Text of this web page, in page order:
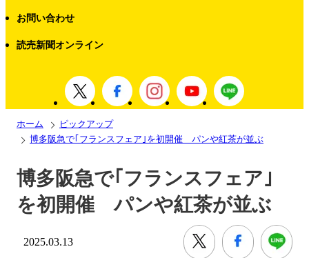
お問い合わせ
読売新聞オンライン
ホーム
ピックアップ
博多阪急で｢フランスフェア｣を初開催 パンや紅茶が並ぶ
博多阪急で｢フランスフェア｣
を初開催 パンや紅茶が並ぶ
2025.03.13